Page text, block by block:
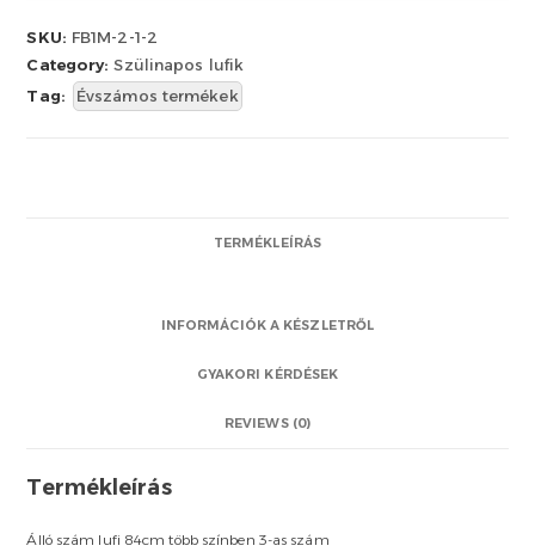
SKU: FB1M-2-1-2
Category:Szülinapos lufik
Tag:
Évszámos termékek
TERMÉKLEÍRÁS
INFORMÁCIÓK A KÉSZLETRŐL
GYAKORI KÉRDÉSEK
REVIEWS (0)
Termékleírás
Álló szám lufi 84cm több színben 3-as szám